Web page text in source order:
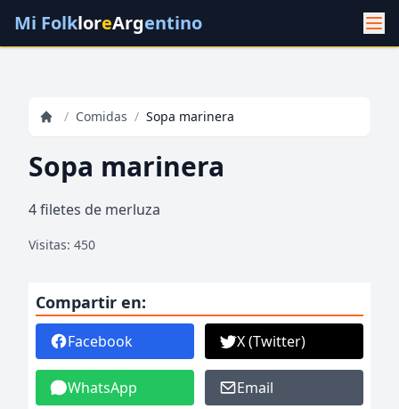
Mi FolkloreArgentino
/ Comidas / Sopa marinera
Sopa marinera
4 filetes de merluza
Visitas: 450
Compartir en:
Facebook X (Twitter)
WhatsApp Email